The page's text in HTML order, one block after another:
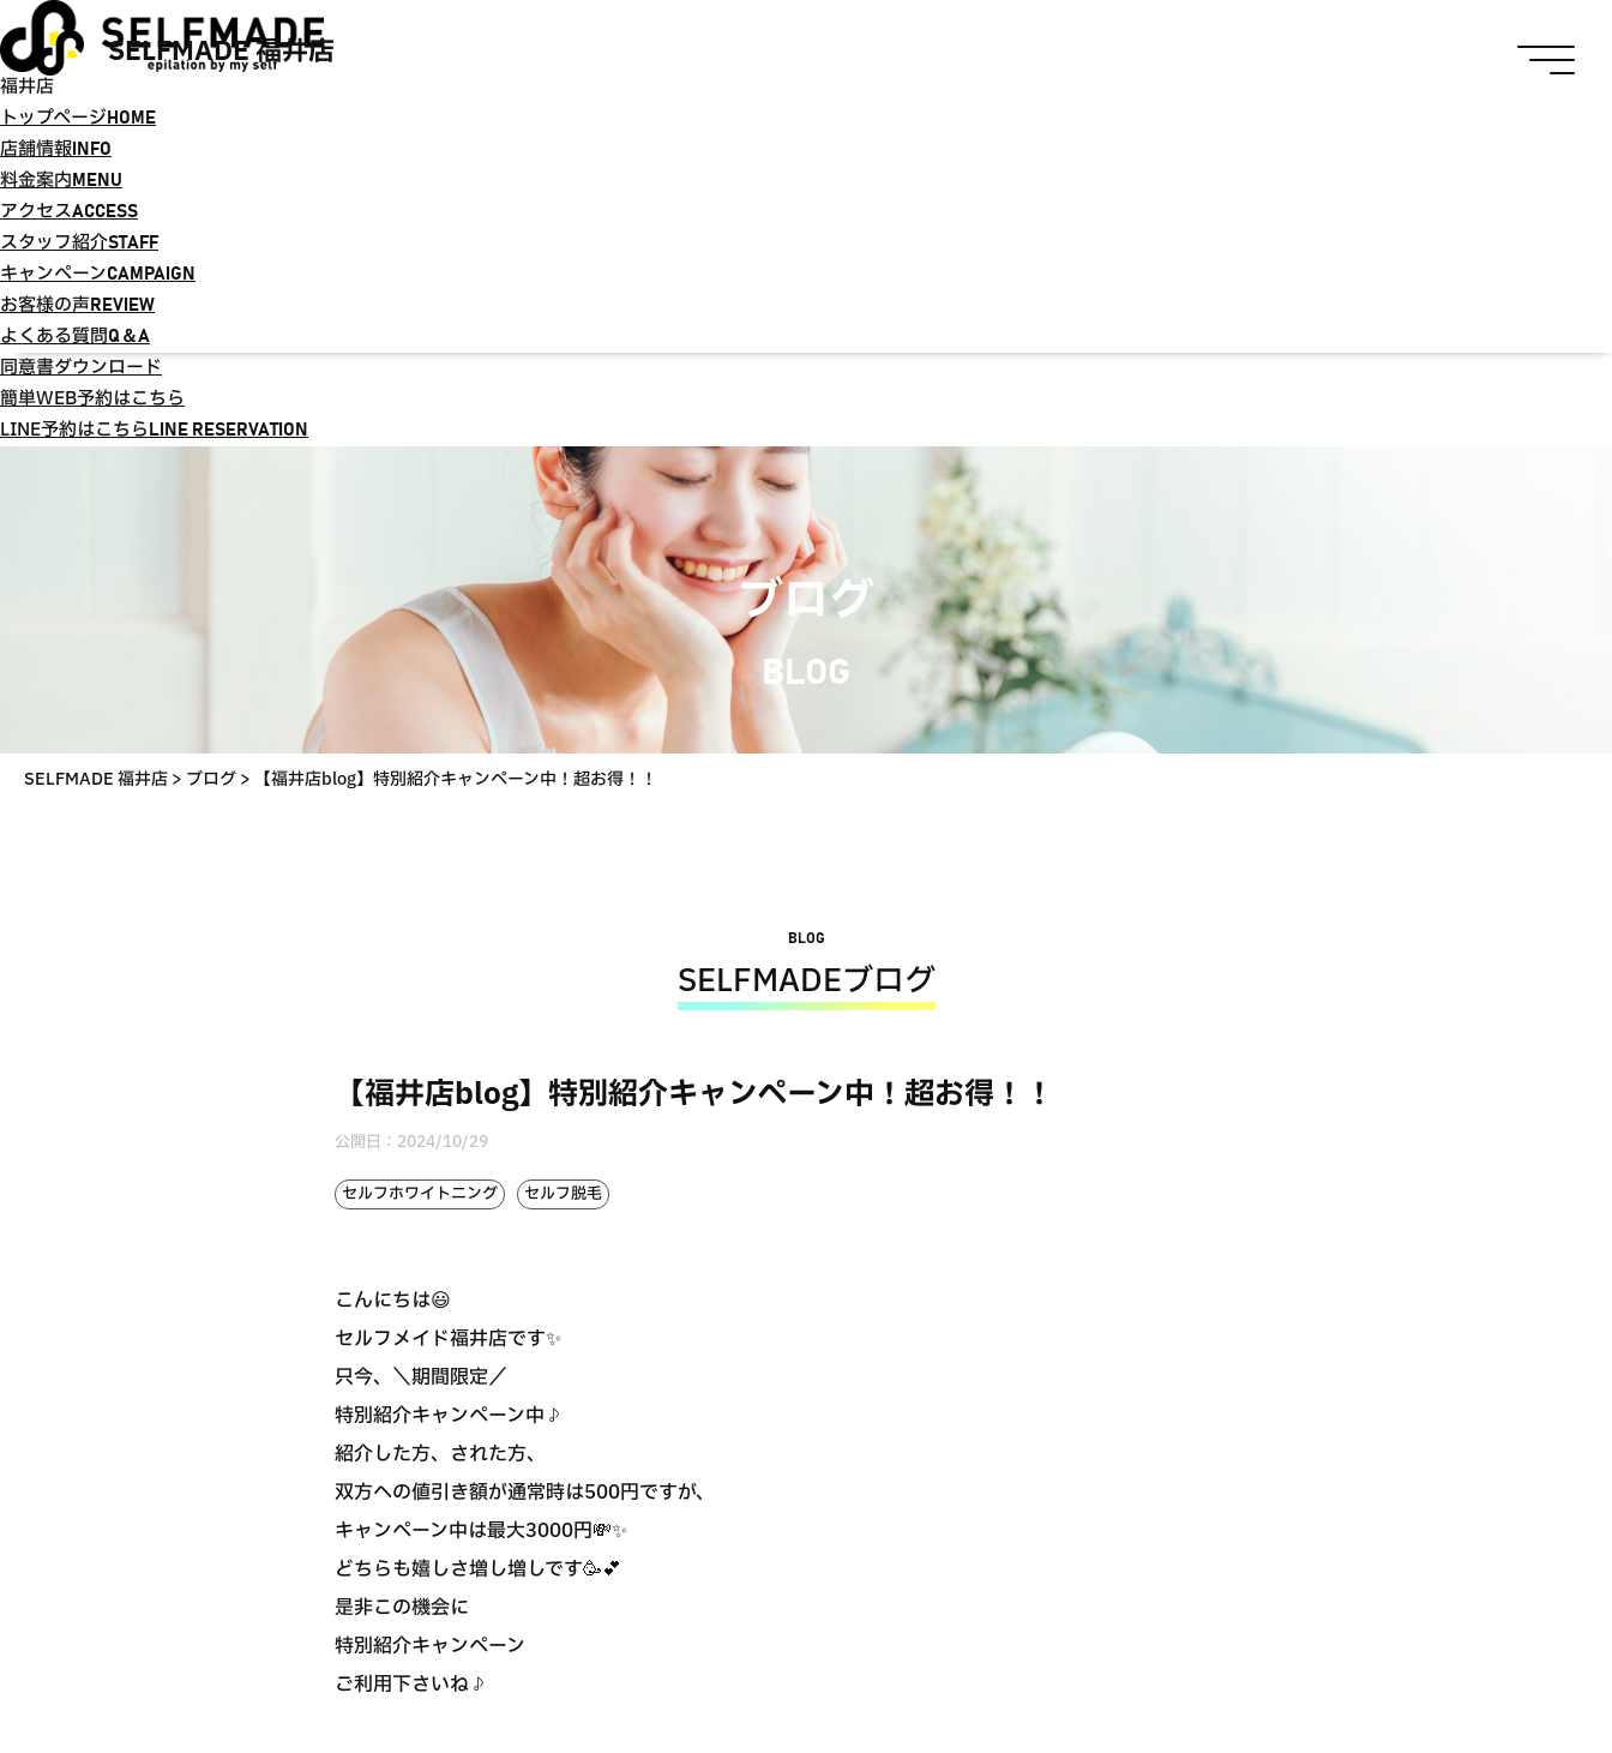
SELFMADE 福井店
福井店
トップページ HOME
店舗情報 INFO
料金案内 MENU
アクセスACCESS
スタッフ紹介STAFF
キャンペーンCAMPAIGN
お客様の声 REVIEW
よくある質問Q＆A
同意書ダウンロード
簡単WEB予約はこちら
LINE予約はこちら LINE RESERVATION
ブログ
BLOG
SELFMADE 福井店> ブログ> 【福井店blog】特別紹介キャンペーン中！超お得！！
BLOG
SELFMADEブログ
【福井店blog】特別紹介キャンペーン中！超お得！！
公開日： 2024/10/29
セルフホワイトニング セルフ脱毛
こんにちは😃
セルフメイド福井店です✨
只今、＼期間限定／
特別紹介キャンペーン中♪
紹介した方、された方、
双方への値引き額が通常時は500円ですが、
キャンペーン中は最大3000円💸✨
どちらも嬉しさ増し増しです🥳💕
是非この機会に
特別紹介キャンペーン
ご利用下さいね♪